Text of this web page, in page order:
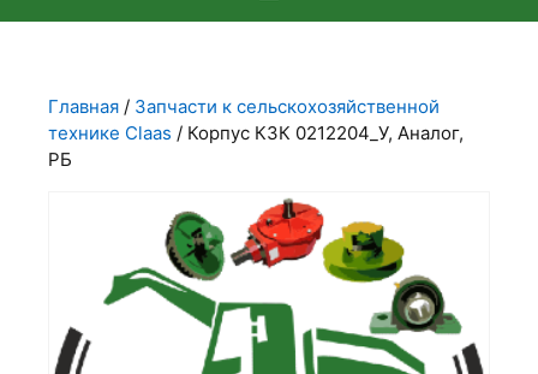
Главная / Запчасти к сельскохозяйственной
технике Claas / Корпус КЗК 0212204_У, Аналог,
РБ